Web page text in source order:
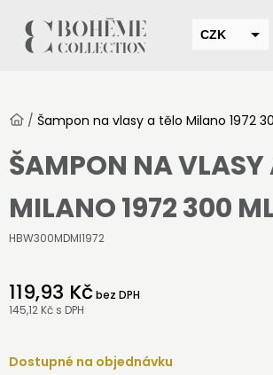
CZK
/ Šampon na vlasy a tělo Milano 1972
ŠAMPON NA VLASY
MILANO 1972 300
HBW300MDMI1972
119,93 Kčbez DPH
145,12 Kč s DPH
Dostupné na objednávku